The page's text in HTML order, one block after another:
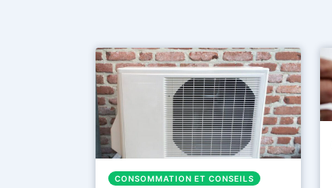
CONSOMMATION ET CONSEILS